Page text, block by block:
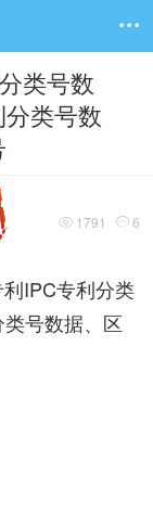

类号数
类号数
 1791  6
IPC专利分类
号数据、区